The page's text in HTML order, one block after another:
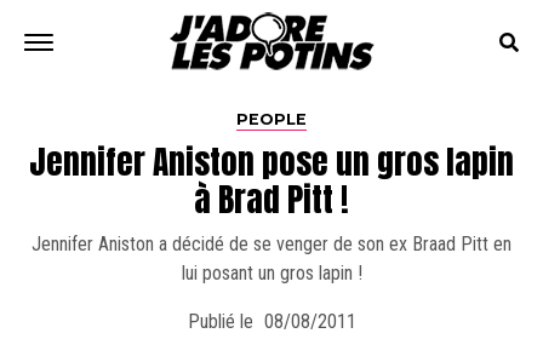
PEOPLE
Jennifer Aniston pose un gros lapin
à Brad Pitt !
Jennifer Aniston a décidé de se venger de son ex Braad Pitt en
lui posant un gros lapin !
Publié le 08/08/2011